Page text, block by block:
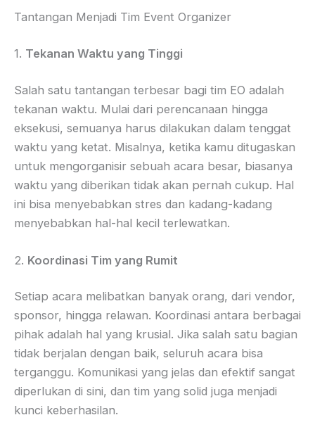
Tantangan Menjadi Tim Event Organizer
1. Tekanan Waktu yang Tinggi
Salah satu tantangan terbesar bagi tim EO adalah
tekanan waktu. Mulai dari perencanaan hingga
eksekusi, semuanya harus dilakukan dalam tenggat
waktu yang ketat. Misalnya, ketika kamu ditugaskan
untuk mengorganisir sebuah acara besar, biasanya
waktu yang diberikan tidak akan pernah cukup. Hal
ini bisa menyebabkan stres dan kadang-kadang
menyebabkan hal-hal kecil terlewatkan.
2. Koordinasi Tim yang Rumit
Setiap acara melibatkan banyak orang, dari vendor,
sponsor, hingga relawan. Koordinasi antara berbagai
pihak adalah hal yang krusial. Jika salah satu bagian
tidak berjalan dengan baik, seluruh acara bisa
terganggu. Komunikasi yang jelas dan efektif sangat
diperlukan di sini, dan tim yang solid juga menjadi
kunci keberhasilan.